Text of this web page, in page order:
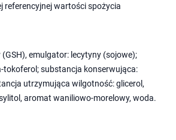
referencyjnej wartości spożycia
emulgator: lecytyny (sojowe);
tokoferol; substancja konserwująca:
utrzymująca wilgotność: glicerol,
aromat waniliowo-morelowy, woda.